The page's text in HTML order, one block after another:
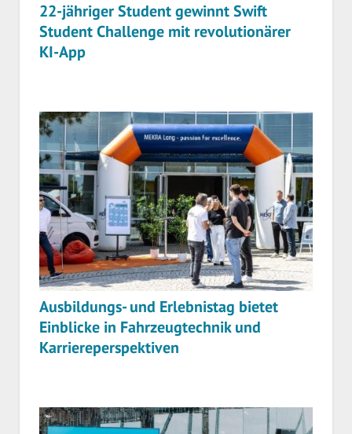
22-jähriger Student gewinnt Swift
Student Challenge mit revolutionärer
KI-App
Ausbildungs- und Erlebnistag bietet
Einblicke in Fahrzeugtechnik und
Karriereperspektiven